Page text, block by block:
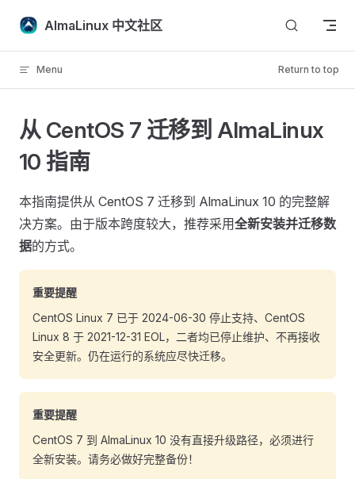
Skip to content
AlmaLinux 中文社区
Menu Return to top
从 CentOS 7 迁移到 AlmaLinux
10 指南
本指南提供从 CentOS 7 迁移到 AlmaLinux 10 的完整解
决方案。由于版本跨度较大，推荐采用全新安装并迁移数
据的方式。
重要提醒
CentOS Linux 7 已于 2024-06-30 停止支持、CentOS
Linux 8 于 2021-12-31 EOL，二者均已停止维护、不再接收
安全更新。仍在运行的系统应尽快迁移。
重要提醒
CentOS 7 到 AlmaLinux 10 没有直接升级路径，必须进行
全新安装。请务必做好完整备份！